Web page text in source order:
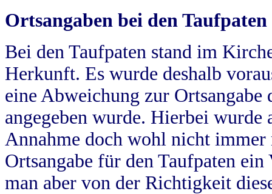
Ortsangaben bei den Taufpaten
Bei den Taufpaten stand im
Herkunft. Es wurde deshalb
eine Abweichung zur
angegeben wurde. Hierbei wurde
Annahme doch wohl nicht
Ortsangabe für den Taufpaten
man aber von der Richtigkeit